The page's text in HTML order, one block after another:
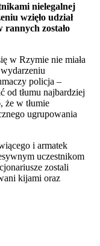
nielegalnej
wzięło udział
rannych zostało
w Rzymie nie miała
policja –
od tłumu najbardziej
że w tłumie
ugrupowania
i armatek
uczestnikom
zostali
kijami oraz